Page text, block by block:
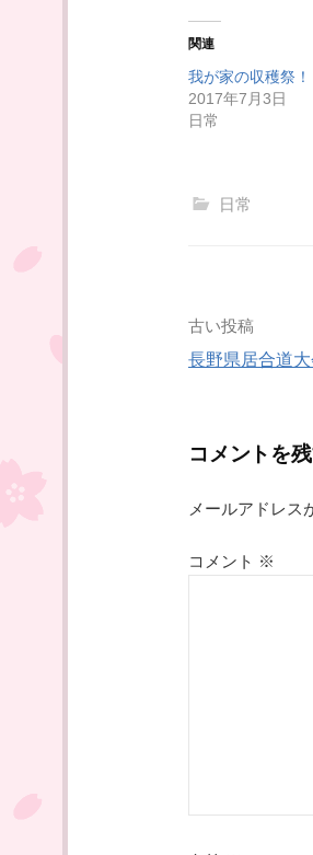
し
ィ
ン
ド
ウ
で
く
だ
さ
い
関連
我が家の収穫祭！
2017年7月3日
日常
日常
投
ゲ
ー
古い投稿
長野県居合道
コメントを
メールアドレス
コメント ※